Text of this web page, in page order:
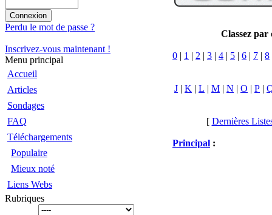
Perdu le mot de passe ?
Inscrivez-vous maintenant !
Menu principal
Accueil
Articles
Sondages
FAQ
Téléchargements
Populaire
Mieux noté
Liens Webs
Rubriques
Classez
0 | 1 | 2 | 3 | 4 | 5 | 6 | 7 | 8
J | K | L | M | N | O | P |
[ Dernières
Principal :